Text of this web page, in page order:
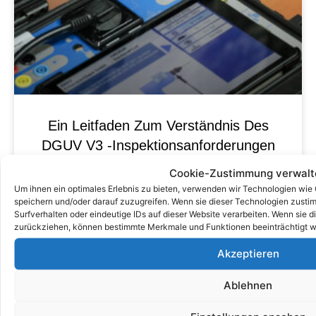
Cookie-Zustimmung
Um ihnen ein optimales Erlebnis zu bieten, verwenden wir Technologien
speichern und/oder darauf zuzugreifen. Wenn sie dieser Technologien
Surfverhalten oder eindeutige IDs auf dieser Website verarbeiten. Wenn sie
zurückziehen, können bestimmte Merkmale und Funktionen beeinträchtigt
Akzeptieren
Ablehnen
Ein Leitfaden Zum Verständnis Des
DGUV V3 -Inspektionsanforderungen
Für Elektrische Geräte